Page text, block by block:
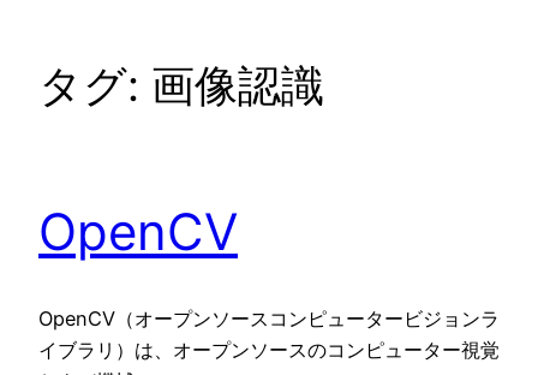
タグ: 画像認識
OpenCV
OpenCV（オープンソースコンピュータービジョンラ
イブラリ）は、オープンソースのコンピューター視覚